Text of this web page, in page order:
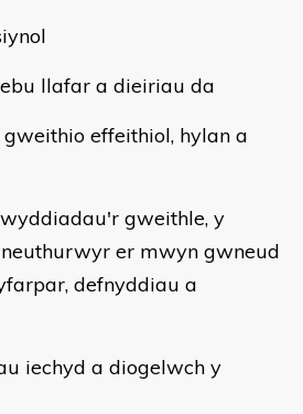
llafar a dieiriau da
effeithiol, hylan a
gweithle, y
er mwyn gwneud
defnyddiau a
iechyd a diogelwch y